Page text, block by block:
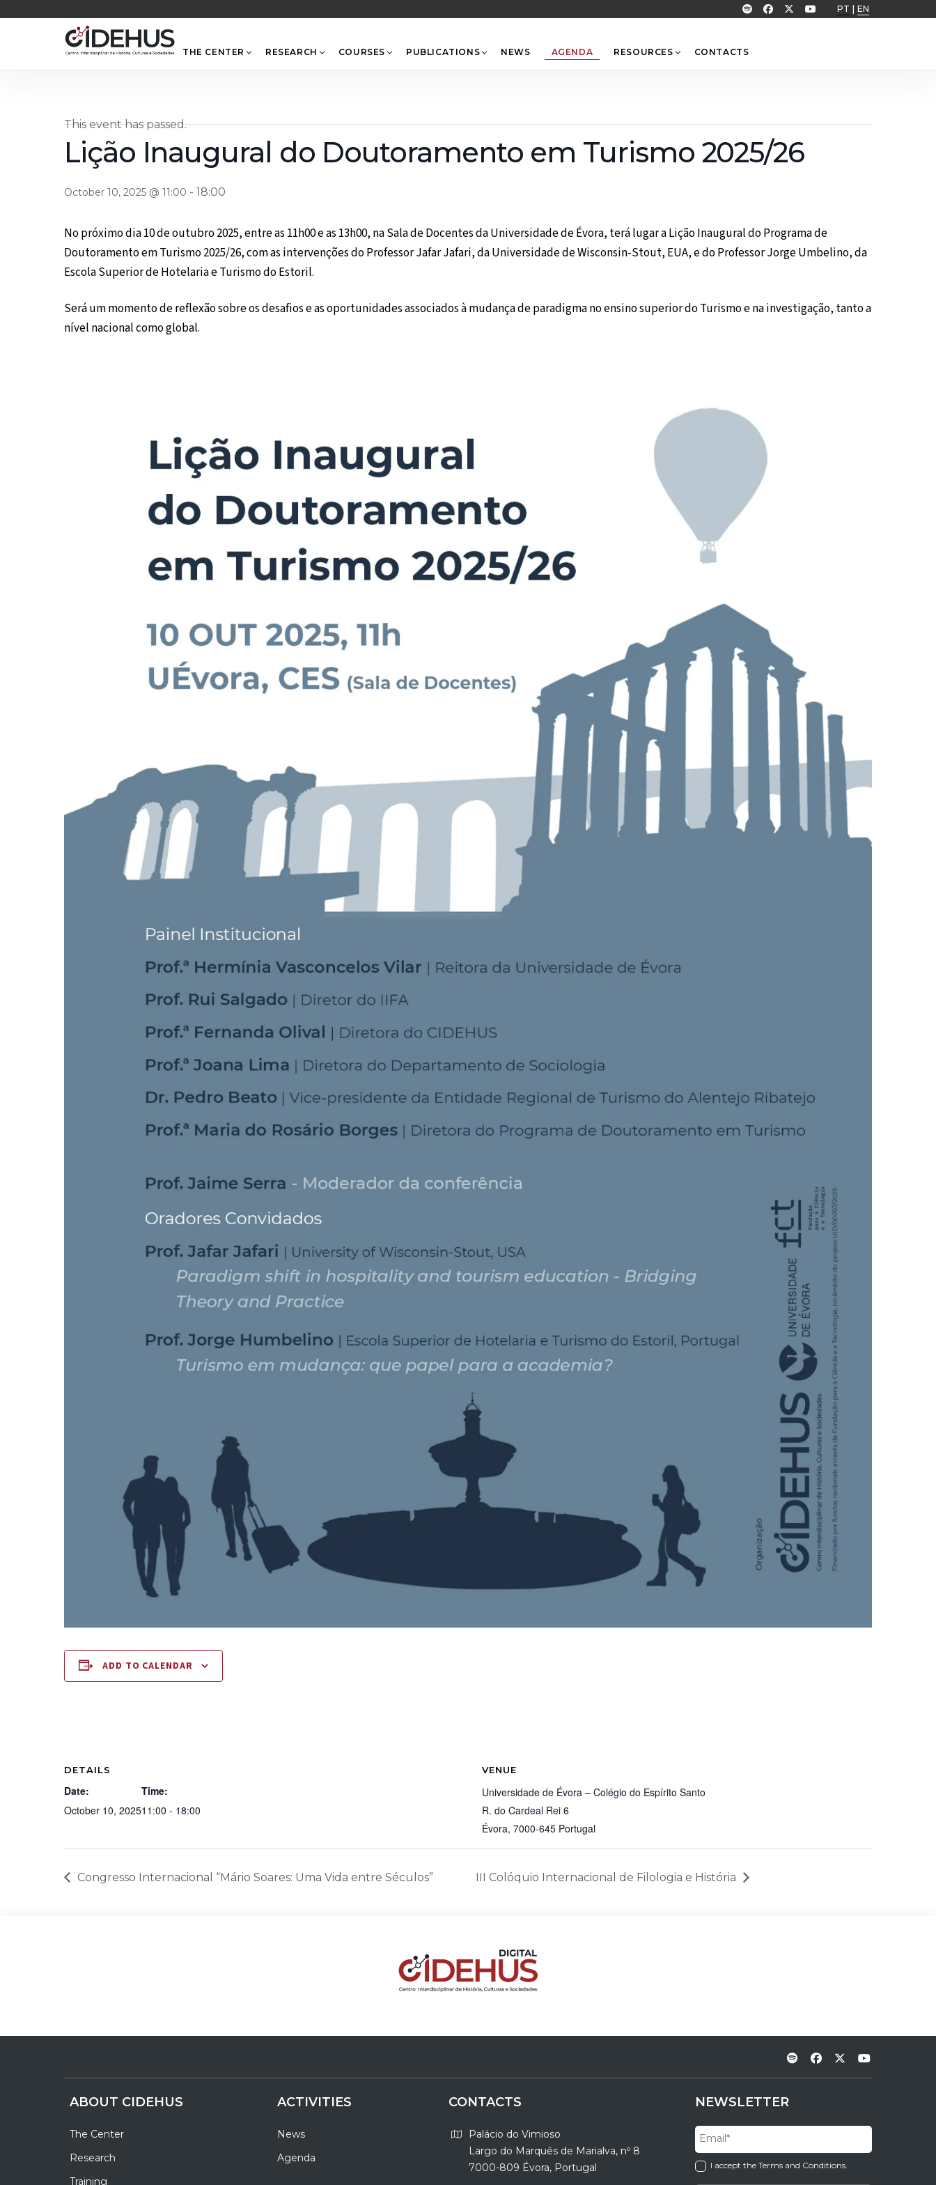
PT EN
THE CENTER RESEARCH COURSES PUBLICATIONS NEWS AGENDA RESOURCES CONTACTS
This event has passed.
Lição Inaugural do Doutoramento em Turismo 2025/26
October 10, 2025 @ 11:00 - 18:00
No próximo dia 10 de outubro 2025, entre as 11h00 e as 13h00, na Sala de Docentes da Universidade de Évora, terá lugar a Lição Inaugural do Programa de
Doutoramento em Turismo 2025/26, com as intervenções do Professor Jafar Jafari, da Universidade de Wisconsin-Stout, EUA, e do Professor Jorge Umbelino, da
Escola Superior de Hotelaria e Turismo do Estoril.
Será um momento de reflexão sobre os desafios e as oportunidades associados à mudança de paradigma no ensino superior do Turismo e na investigação, tanto a
nível nacional como global.
ADD TO CALENDAR
DETAILS
Date:
October 10, 2025
Time:
11:00 - 18:00
VENUE
Universidade de Évora – Colégio do Espírito Santo
R. do Cardeal Rei 6
Évora, 7000-645 Portugal
Congresso Internacional “Mário Soares: Uma Vida entre Séculos” III Colóquio Internacional de Filologia e História
Top
ABOUT CIDEHUS
The Center
Research
Training
ACTIVITIES
News
Agenda
CONTACTS
Palácio do Vimioso
Largo do Marquês de Marialva, nº 8
7000-809 Évora, Portugal
NEWSLETTER
I accept the Terms and Conditions.